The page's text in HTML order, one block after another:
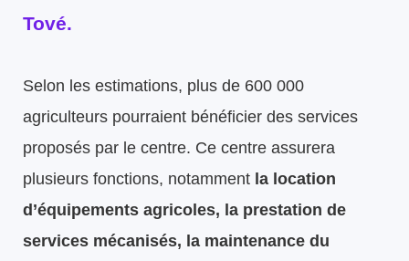
Tové.
Selon les estimations, plus de 600 000
agriculteurs pourraient bénéficier des services
proposés par le centre. Ce centre assurera
plusieurs fonctions, notamment la location
d’équipements agricoles, la prestation de
services mécanisés, la maintenance du